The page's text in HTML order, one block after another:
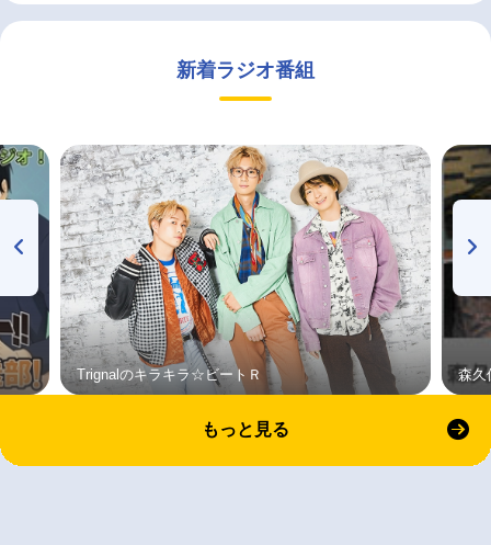
新着ラジオ番組
Trignalのキラキラ☆ビートＲ 森久
もっと見る